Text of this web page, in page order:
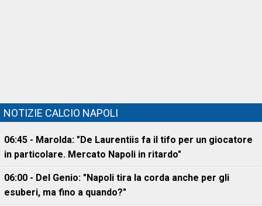
NOTIZIE CALCIO NAPOLI
06:45 - Marolda: "De Laurentiis fa il tifo per un giocatore
in particolare. Mercato Napoli in ritardo"
06:00 - Del Genio: "Napoli tira la corda anche per gli
esuberi, ma fino a quando?"